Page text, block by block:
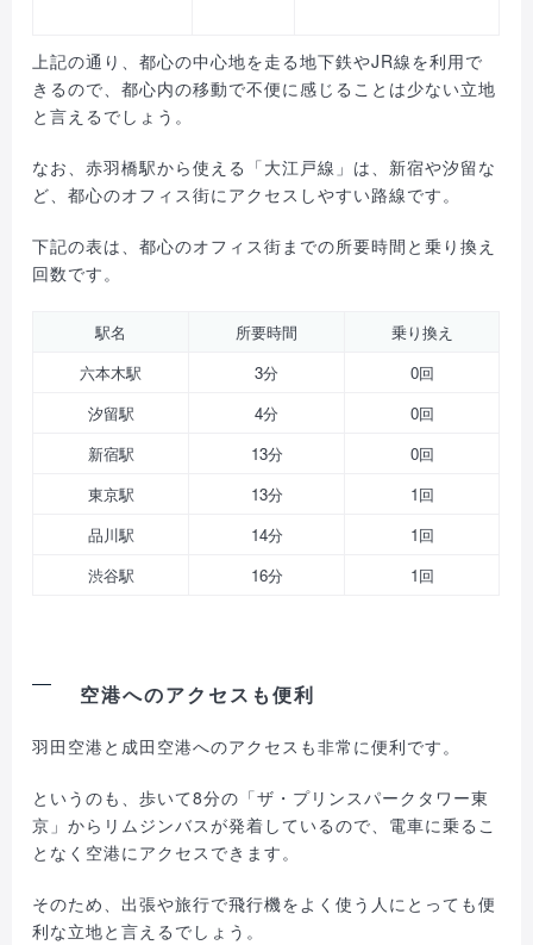
上記の通り、都心の中心地を走る地下鉄やJR線を利用で
きるので、都心内の移動で不便に感じることは少ない立地
と言えるでしょう。
なお、赤羽橋駅から使える「大江戸線」は、新宿や汐留な
ど、都心のオフィス街にアクセスしやすい路線です。
下記の表は、都心のオフィス街までの所要時間と乗り換え
回数です。
駅名 所要時間
乗り換え
六本木駅
3分
0回
汐留駅
4分
0回
新宿駅
13分
0回
東京駅
13分
1回
品川駅
14分
1回
渋谷駅
16分 1回
空港へのアクセスも便利
羽田空港と成田空港へのアクセスも非常に便利です。
というのも、歩いて8分の「ザ・プリンスパークタワー東
京」からリムジンバスが発着しているので、電車に乗るこ
となく空港にアクセスできます。
そのため、出張や旅行で飛行機をよく使う人にとっても便
利な立地と言えるでしょう。